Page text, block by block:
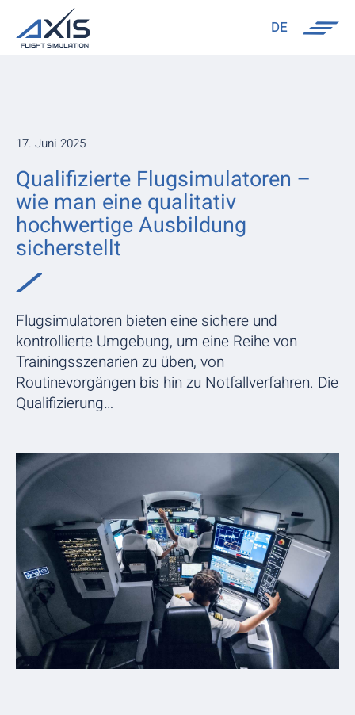
DE
17. Juni 2025
Qualifizierte Flugsimulatoren –
wie man eine qualitativ
hochwertige Ausbildung
sicherstellt
Flugsimulatoren bieten eine sichere und
kontrollierte Umgebung, um eine Reihe von
Trainingsszenarien zu üben, von
Routinevorgängen bis hin zu Notfallverfahren. Die
Qualifizierung…